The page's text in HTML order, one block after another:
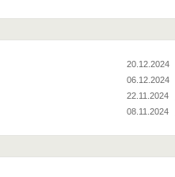
20.12.2024
06.12.2024
22.11.2024
08.11.2024